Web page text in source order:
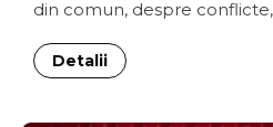
din comun, despre
Detalii